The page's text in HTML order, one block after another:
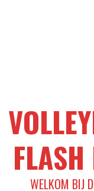
WELKOM BIJ